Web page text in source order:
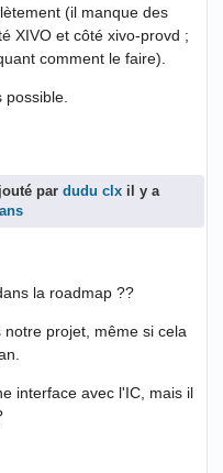
(il manque des
XIVO et côté xivo-provd ;
comment le faire).
possible.
par dudu clx il y a
la roadmap ??
projet, même si cela
interface avec l'IC, mais il